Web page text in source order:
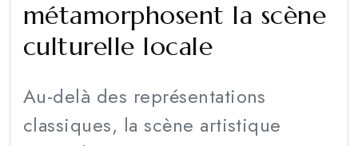
métamorphosent la scène
culturelle locale
Au-delà des représentations
classiques, la scène artistique